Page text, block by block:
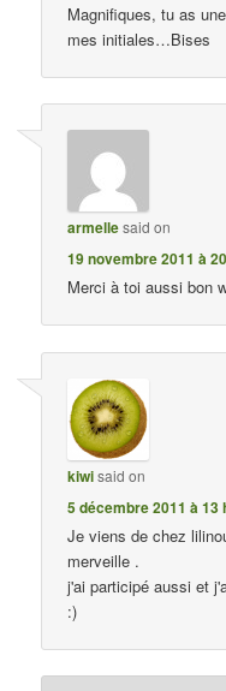
Magnifiques, tu as
mes initiales…Bises
armellesaid on
19 novembre 2011 à
Merci à toi aussi bon
kiwisaid on
5 décembre 2011 à 13
Je viens de chez
merveille .
j'ai participé aussi et
:)